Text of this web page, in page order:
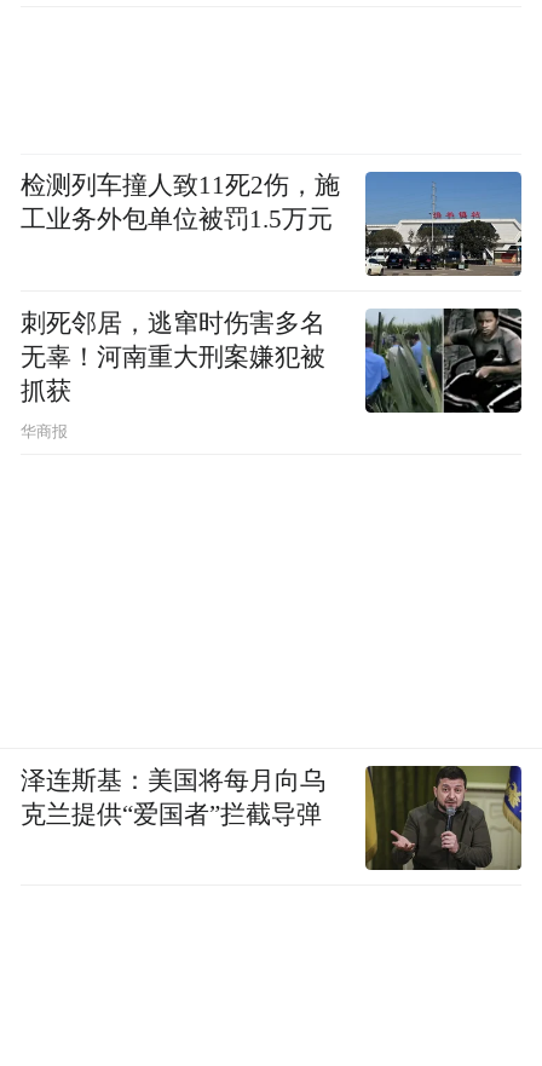
检测列车撞人致11死2伤，施
工业务外包单位被罚1.5万元
刺死邻居，逃窜时伤害多名
无辜！河南重大刑案嫌犯被
抓获
华商报
泽连斯基：美国将每月向乌
克兰提供“爱国者”拦截导弹